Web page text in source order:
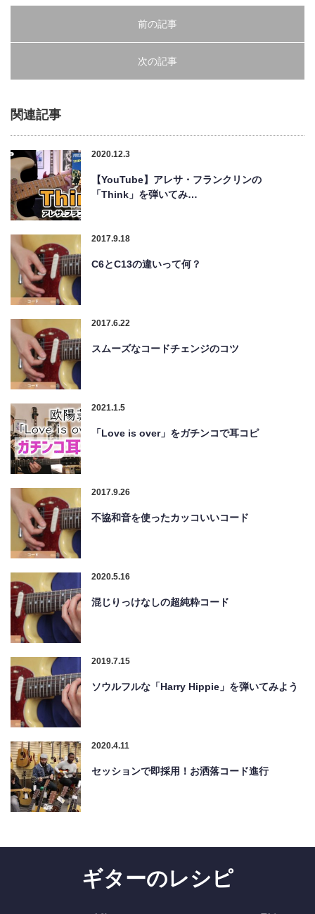
前の記事
次の記事
関連記事
2020.12.3
【YouTube】アレサ・フランクリンの
「Think」を弾いてみ…
2017.9.18
C6とC13の違いって何？
2017.6.22
スムーズなコードチェンジのコツ
2021.1.5
「Love is over」をガチンコで耳コピ
2017.9.26
不協和音を使ったカッコいいコード
2020.5.16
混じりっけなしの超純粋コード
2019.7.15
ソウルフルな「Harry Hippie」を弾いてみよう
2020.4.11
セッションで即採用！お洒落コード進行
ギターのレシピ